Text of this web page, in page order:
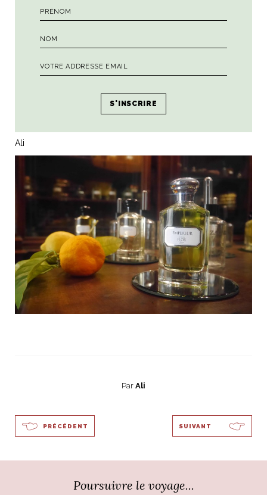
#augurialidifirenze
Firenze; all attached and no spelling mistakes, I insist!)
You can choose any social media you like between the
the merrier!)
Ali
Par Ali
PRÉCÉDENT SUIVANT
Poursuivre le voyage...